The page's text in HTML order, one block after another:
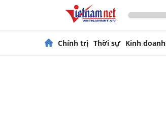
Chính trị Thời sự Kinh doanh